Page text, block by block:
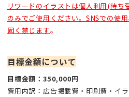
リワードのイラストは個人利用(待ち
のみでご使用ください。SNSでの使
固く禁じます。
目標金額について
目標金額：350,000円
費用内訳：広告掲載費・印刷費・イ